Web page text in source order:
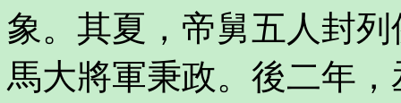
象。其夏，帝舅五人封
馬大將軍秉政。後二年